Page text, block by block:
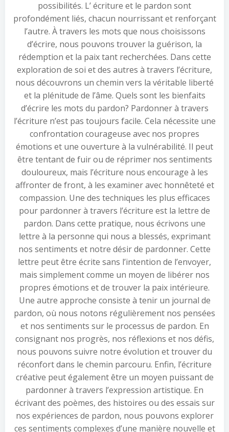
possibilités. L’ écriture et le pardon sont
profondément liés, chacun nourrissant et renforçant
l’autre. À travers les mots que nous choisissons
d’écrire, nous pouvons trouver la guérison, la
rédemption et la paix tant recherchées. Dans cette
exploration de soi et des autres à travers l’écriture,
nous découvrons un chemin vers la véritable liberté
et la plénitude de l’âme. Quels sont les bienfaits
d’écrire les mots du pardon? Pardonner à travers
l’écriture n’est pas toujours facile. Cela nécessite une
confrontation courageuse avec nos propres
émotions et une ouverture à la vulnérabilité. Il peut
être tentant de fuir ou de réprimer nos sentiments
douloureux, mais l’écriture nous encourage à les
affronter de front, à les examiner avec honnêteté et
compassion. Une des techniques les plus efficaces
pour pardonner à travers l’écriture est la lettre de
pardon. Dans cette pratique, nous écrivons une
lettre à la personne qui nous a blessés, exprimant
nos sentiments et notre désir de pardonner. Cette
lettre peut être écrite sans l’intention de l’envoyer,
mais simplement comme un moyen de libérer nos
propres émotions et de trouver la paix intérieure.
Une autre approche consiste à tenir un journal de
pardon, où nous notons régulièrement nos pensées
et nos sentiments sur le processus de pardon. En
consignant nos progrès, nos réflexions et nos défis,
nous pouvons suivre notre évolution et trouver du
réconfort dans le chemin parcouru. Enfin, l’écriture
créative peut également être un moyen puissant de
pardonner à travers l’expression artistique. En
écrivant des poèmes, des histoires ou des essais sur
nos expériences de pardon, nous pouvons explorer
ces sentiments complexes d’une manière nouvelle et